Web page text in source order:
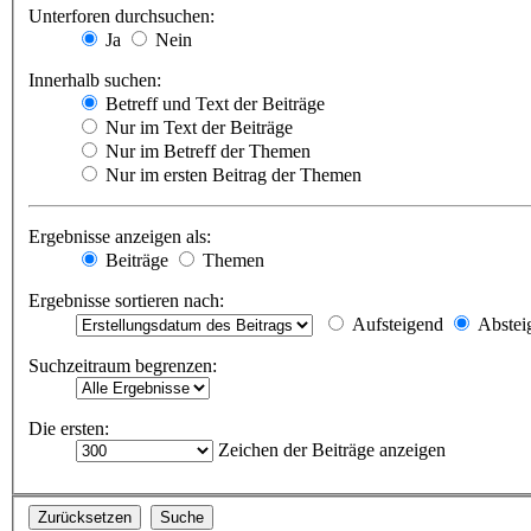
Unterforen durchsuchen:
Ja
Nein
Innerhalb suchen:
Betreff und Text der Beiträge
Nur im Text der Beiträge
Nur im Betreff der Themen
Nur im ersten Beitrag der Themen
Ergebnisse anzeigen als:
Beiträge
Themen
Ergebnisse sortieren nach:
Aufsteigend
Suchzeitraum begrenzen:
Die ersten:
Zeichen der Beiträge anzeigen